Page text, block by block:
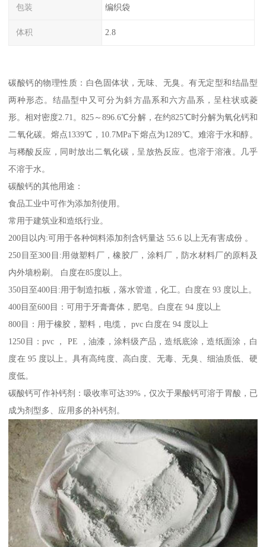
包装 编织袋
体积 2.8
碳酸钙的物理性质：白色固体状，无味、无臭。有无定型和结晶型
两种形态。结晶型中又可分为斜方晶系和六方晶系，呈柱状或菱
形。相对密度2.71。825～896.6℃分解，在约825℃时分解为氧化钙和
二氧化碳。熔点1339℃，10.7MPa下熔点为1289℃。难溶于水和醇。
与稀酸反应，同时放出二氧化碳，呈放热反应。也溶于溶液。几乎
不溶于水。
碳酸钙的其他用途：
食品工业中可作为添加剂使用。
常用于建筑业和造纸行业。
200目以内:可用于各种饲料添加剂含钙量达 55.6 以上无有害成份 。
250目至300目:用做塑料厂，橡胶厂，涂料厂，防水材料厂的原料及
内外墙粉刷。 白度在85度以上。
350目至400目:用于制造扣板，落水管道，化工。白度在 93 度以上。
400目至600目：可用于牙膏膏体，肥皂。白度在 94 度以上
800目：用于橡胶，塑料，电缆， pvc 白度在 94 度以上
1250目：pvc ， PE ，油漆，涂料级产品，造纸底涂，造纸面涂，白
度在 95 度以上。具有高纯度、高白度、无毒、无臭、细油质低、硬
度低。
碳酸钙可作补钙剂：吸收率可达39%，仅次于果酸钙可溶于胃酸，已
成为剂型多、应用多的补钙剂。